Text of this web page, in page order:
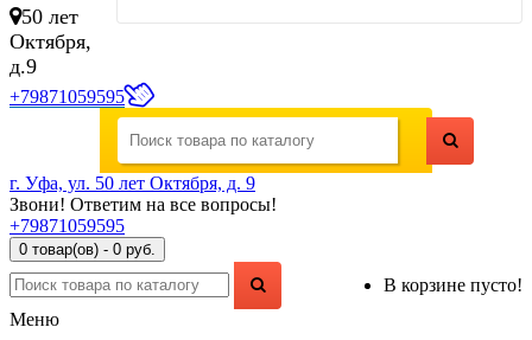
50 лет
Октября,
д.9
+79871059595
г. Уфа, ул. 50 лет Октября, д. 9
Звони! Ответим на все вопросы!
+79871059595
0 товар(ов) - 0 руб.
В корзине пусто!
Меню